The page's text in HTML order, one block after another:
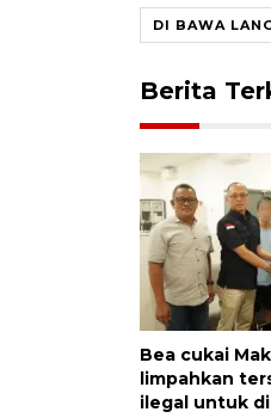
DI BAWA
Berita
Bea cukai
limpahkan
ilegal untuk